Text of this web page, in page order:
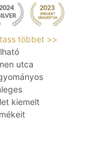
többet >>
utca
kiemelt